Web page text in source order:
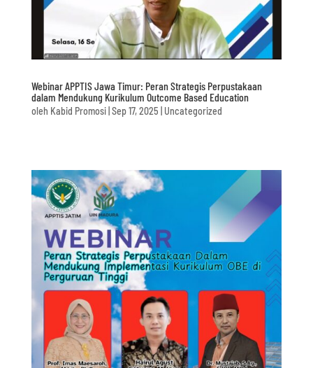
Webinar APPTIS Jawa Timur: Peran Strategis Perpustakaan
dalam Mendukung Kurikulum Outcome Based Education
oleh Kabid Promosi| Sep 17, 2025 Uncategorized